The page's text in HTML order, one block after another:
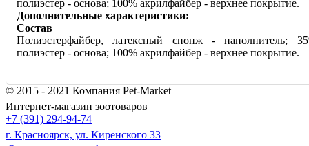
полиэстер - основа; 100% акрилфайбер - верхнее покрытие.
Дополнительные характеристики:
Состав
Полиэстерфайбер, латексный спонж - наполнитель;
полиэстер - основа; 100% акрилфайбер - верхнее покрытие.
© 2015 - 2021 Компания Pet-Market
Интернет-магазин зоотоваров
+7 (391) 294-94-74
г. Красноярск, ул. Киренского 33